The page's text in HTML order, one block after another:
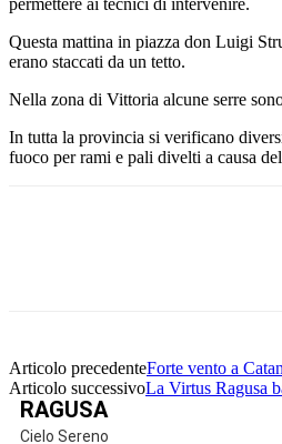
Questa mattina in piazza don Luigi
erano staccati da un tetto.
Nella zona di Vittoria alcune serre
In tutta la provincia si verificano
fuoco per rami e pali divelti a causa
Articolo precedenteForte vento a
Articolo successivoLa Virtus Ragusa
RAGUSA
Cielo Sereno